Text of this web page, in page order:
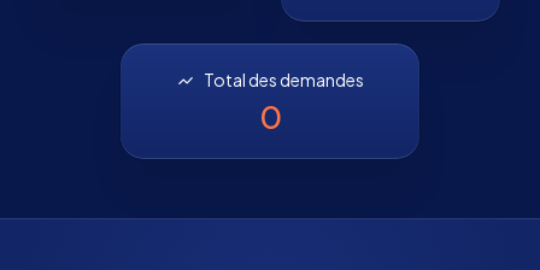
Total des demandes
0